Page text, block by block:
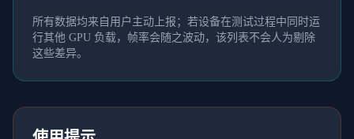
所有数据均来自用户主动上报；若设备在测试过程中同时运
行其他 GPU 负载，帧率会随之波动，该列表不会人为剔除
这些差异。